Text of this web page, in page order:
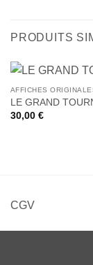
PRODUITS
AFFICHES
LE GRAND
30,00 €
CGV